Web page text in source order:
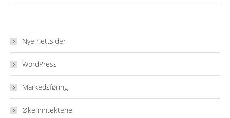
Nye nettsider
WordPress
Markedsføring
Øke inntektene